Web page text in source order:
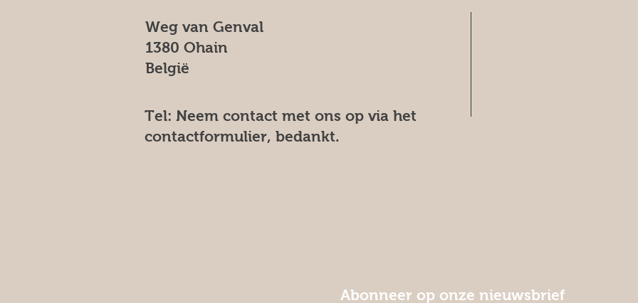
Weg van Genval
1380 Ohain
België
Tel: Neem contact met ons op via het
contactformulier, bedankt.
Abonneer op onze nieuwsbrief